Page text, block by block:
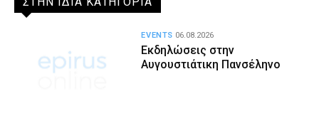
Εκδηλώσεις στην
Αυγουστιάτικη Πανσέληνο
EVENTS 06.08.2026